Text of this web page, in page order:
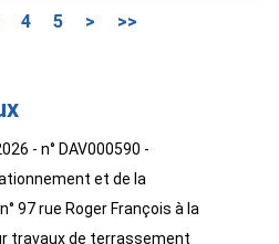
4 5 > >>
- n° DAV000590 -
et de la
97 rue Roger François à la
travaux de terrassement